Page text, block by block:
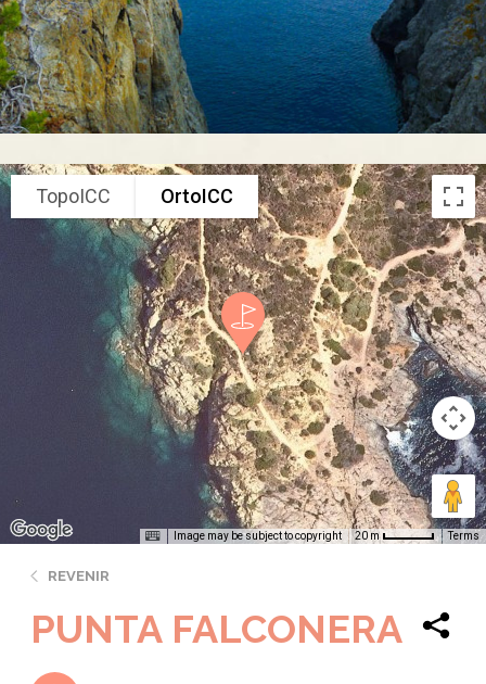
TopoICC OrtoICC
Image may be subject to copyright 20 m Terms
REVENIR
PUNTA FALCONERA